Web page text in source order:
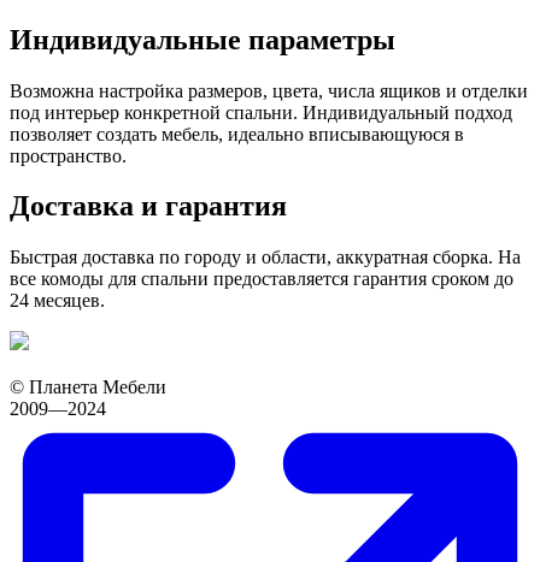
Индивидуальные параметры
Возможна настройка размеров, цвета, числа ящиков и отделки
под интерьер конкретной спальни. Индивидуальный подход
позволяет создать мебель, идеально вписывающуюся в
пространство.
Доставка и гарантия
Быстрая доставка по городу и области, аккуратная сборка. На
все комоды для спальни предоставляется гарантия сроком до
24 месяцев.
© Планета Мебели
2009—2024